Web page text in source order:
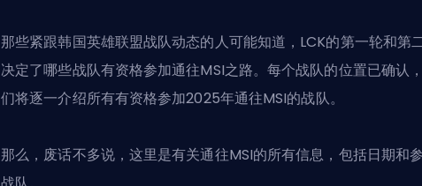
那些紧跟韩国英雄联盟战队动态的人可能知道，LCK的第一轮和第
决定了哪些战队有资格参加通往MSI之路。每个战队的位置已确认
们将逐一介绍所有有资格参加2025年通往MSI的战队。
那么，废话不多说，这里是有关通往MSI的所有信息，包括日期和